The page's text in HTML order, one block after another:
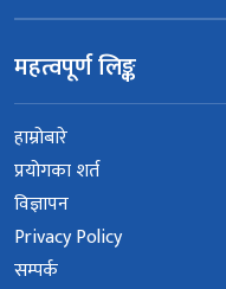
महत्वपूर्ण लिङ्क
हाम्रोबारे
प्रयोगका शर्त
विज्ञापन
Privacy Policy
सम्पर्क